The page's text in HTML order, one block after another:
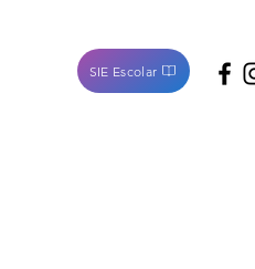
SIE Escolar